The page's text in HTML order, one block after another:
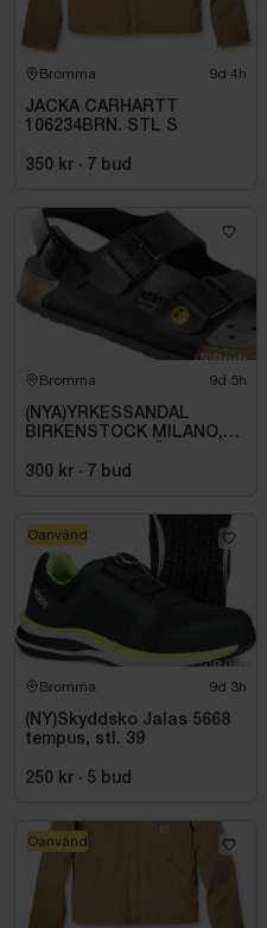
Bromma 9d 4h
JACKA CARHARTT
106234BRN. STL S
350 kr · 7 bud
Bromma 9d 5h
(NYA)YRKESSANDAL
BIRKENSTOCK MILANO,
SVART. STL 42
300 kr · 7 bud
Bromma 9d 3h
(NY)Skyddsko Jalas 5668
tempus, stl. 39
250 kr · 5 bud
Oanvänd
Oanvänd